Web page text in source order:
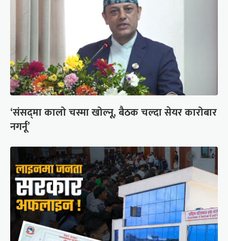
‘संसद्‍मा कालो चस्मा खोल्नू, बैठक चल्दा सेयर कारोबार
नगर्नू’